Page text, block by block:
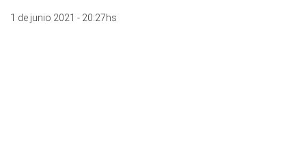
1 de junio 2021 - 20:27hs